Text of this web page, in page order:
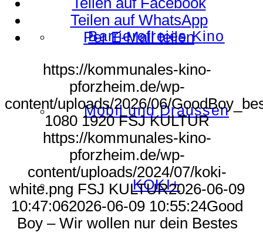
Barrierefreies Kino
Mobil und Draussen
KOKI+
Teilen auf WhatsApp
Per E-Mail teilen
https://kommunales-kino-
pforzheim.de/wp-
content/uploads/2026/06/
1080 1920 FSJ KULTUR
https://kommunales-kino-
pforzheim.de/wp-
content/uploads/2024/07/koki-
white.png FSJ KULTUR2026-06-09
10:47:062026-06-09 10:55:24Good
Boy – Wir wollen nur dein Bestes